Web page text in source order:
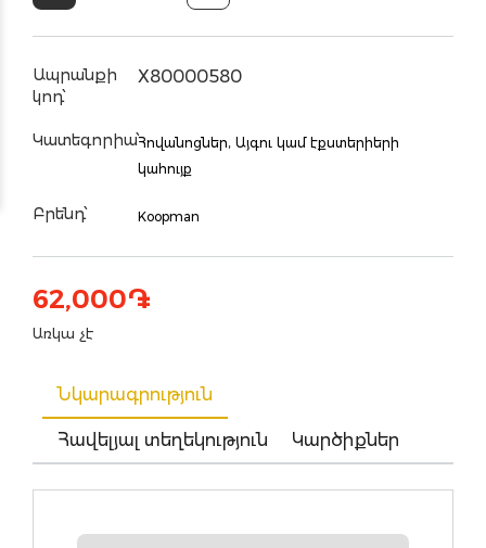
Ապրանքի
կոդ՝
X80000580
Կատեգորիա՝Հովանոցներ, Այգու կամ էքստերիերի
կահույք
Բրենդ՝ Koopman
62,000֏
Առկա չէ
Նկարագրություն
Հավելյալ տեղեկություն Կարծիքներ